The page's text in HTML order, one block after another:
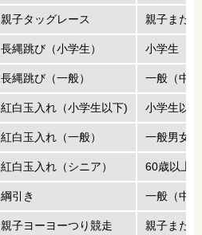
親子タッグレース 親子また
長縄跳び（小学生） 小学生
長縄跳び（一般） 一般（中
紅白玉入れ（小学生以下) 小学生以下
紅白玉入れ（一般） 一般男女
紅白玉入れ（シニア） 60歳以上
綱引き 一般（中
親子ヨーヨーつり競走 親子また